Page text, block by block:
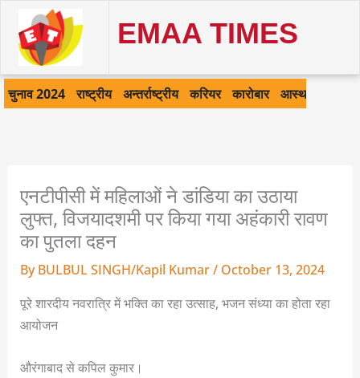
content
EMAA TIMES
चुनाव 2024 राष्ट्रीय अन्तर्राष्ट्रीय करियर कारोबार आस्था
एनटीपीसी में महिलाओं ने डांडिया का उठाया
लुफ्त, विजयादशमी पर किया गया अहंकारी रावण
का पुतला दहन
ByBULBUL SINGH/Kapil Kumar/ October 13, 2024
पूरे शारदीय नवरात्रि में भक्ति का रहा उत्साह, भजन संध्या का होता रहा
आयोजन
औरंगाबाद से कपिल कुमार।